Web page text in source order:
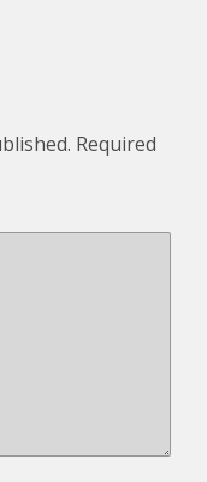
Required